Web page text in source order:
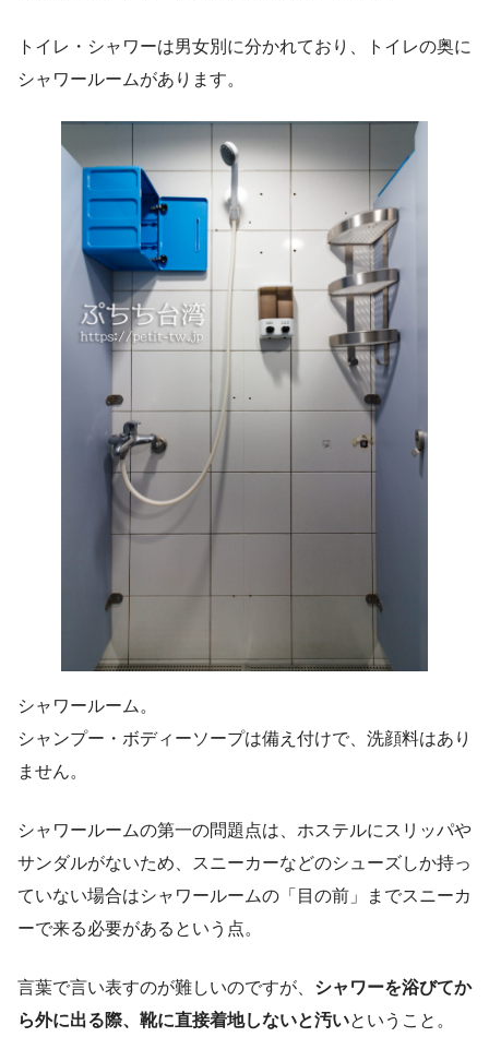
トイレ・シャワーは男女別に分かれており、トイレの奥に
シャワールームがあります。
シャワールーム。
シャンプー・ボディーソープは備え付けで、洗顔料はあり
ません。
シャワールームの第一の問題点は、ホステルにスリッパや
サンダルがないため、スニーカーなどのシューズしか持っ
ていない場合はシャワールームの「目の前」までスニーカ
ーで来る必要があるという点。
言葉で言い表すのが難しいのですが、 シャワーを浴びてか
ら外に出る際、靴に直接着地しないと汚いということ。